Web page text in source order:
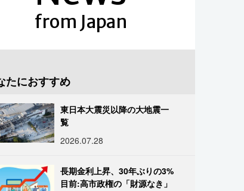
Français
from Japan
たにおすすめ
東日本大震災以降の大地震一
覧
2026.07.28
長期金利上昇、30年ぶりの3%
目前:高市政権の「財源なき」